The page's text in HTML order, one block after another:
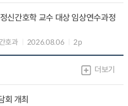
신간호학 교수 대상 임상연수과정
호과 2026.08.06 2p
더보기
회 개최